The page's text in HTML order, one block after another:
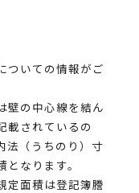
ついての情報がご
壁の中心線を結ん
載されているの
法（うちのり）寸
なります。
定面積は登記簿謄